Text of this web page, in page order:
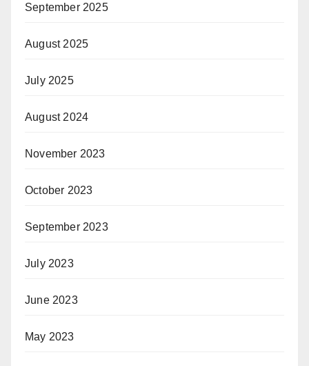
September 2025
August 2025
July 2025
August 2024
November 2023
October 2023
September 2023
July 2023
June 2023
May 2023